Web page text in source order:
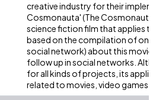
creative industry for their
Cosmonauta' (The Cosmonaut),
science fiction film that applies
based on the compilation of
social network) about this movie
follow up in social networks.
for all kinds of projects, its
related to movies, video games